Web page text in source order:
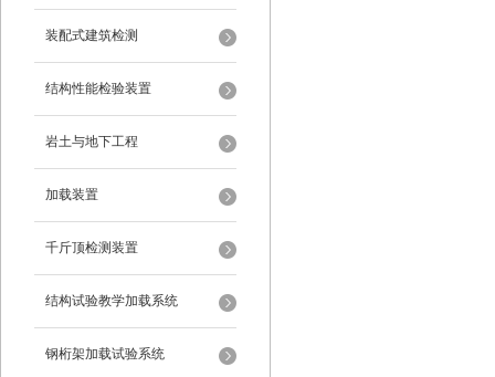
装配式建筑检测
结构性能检验装置
岩土与地下工程
加载装置
千斤顶检测装置
结构试验教学加载系统
钢桁架加载试验系统